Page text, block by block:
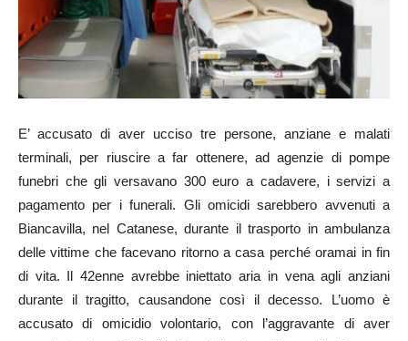
E’ accusato di aver ucciso tre persone, anziane e malati
terminali, per riuscire a far ottenere, ad agenzie di pompe
funebri che gli versavano 300 euro a cadavere, i servizi a
pagamento per i funerali. Gli omicidi sarebbero avvenuti a
Biancavilla, nel Catanese, durante il trasporto in ambulanza
delle vittime che facevano ritorno a casa perché oramai in fin
di vita. Il 42enne avrebbe iniettato aria in vena agli anziani
durante il tragitto, causandone così il decesso. L’uomo è
accusato di omicidio volontario, con l’aggravante di aver